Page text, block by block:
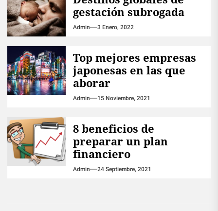
gestación subrogada
Admin 3 Enero, 2022
Top mejores empresas
japonesas en las que
aborar
Admin 15 Noviembre, 2021
8 beneficios de
preparar un plan
financiero
Admin 24 Septiembre, 2021